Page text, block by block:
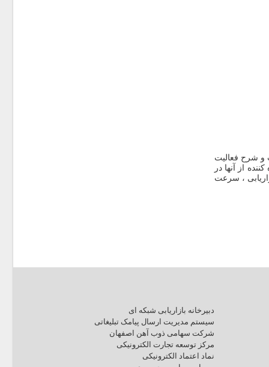
و شرح فعالیت
از آنها در
، سرعت
دبیرخانه بازاریابی شبکه ای
سیستم مدیریت ارسال پیامک تبلیغاتی
شرکت سهامی ذوب آهن اصفهان
مرکز توسعه تجارت الکترونیکی
نماد اعتماد الکترونیکی